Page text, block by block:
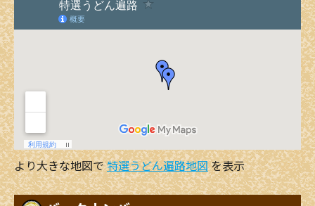
より大きな地図で特選うどん遍路地図を表示